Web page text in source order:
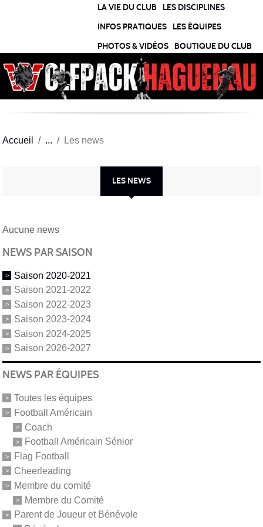
LA VIE DU CLUB
LES DISCIPLINES
INFOS PRATIQUES
LES ÉQUIPES
PHOTOS & VIDÉOS
BOUTIQUE DU CLUB
Accueil Les news
LES NEWS
Aucune news
NEWS PAR SAISON
Saison 2020-2021
Saison 2021-2022
Saison 2022-2023
Saison 2023-2024
Saison 2024-2025
Saison 2026-2027
NEWS PAR ÉQUIPES
Toutes les équipes
Football Américain
Coach
Football Américain Sénior
Flag Football
Cheerleading
Membre du comité
Membre du Comité
Parent de Joueur et Bénévole
Panneau de gestion des cookies